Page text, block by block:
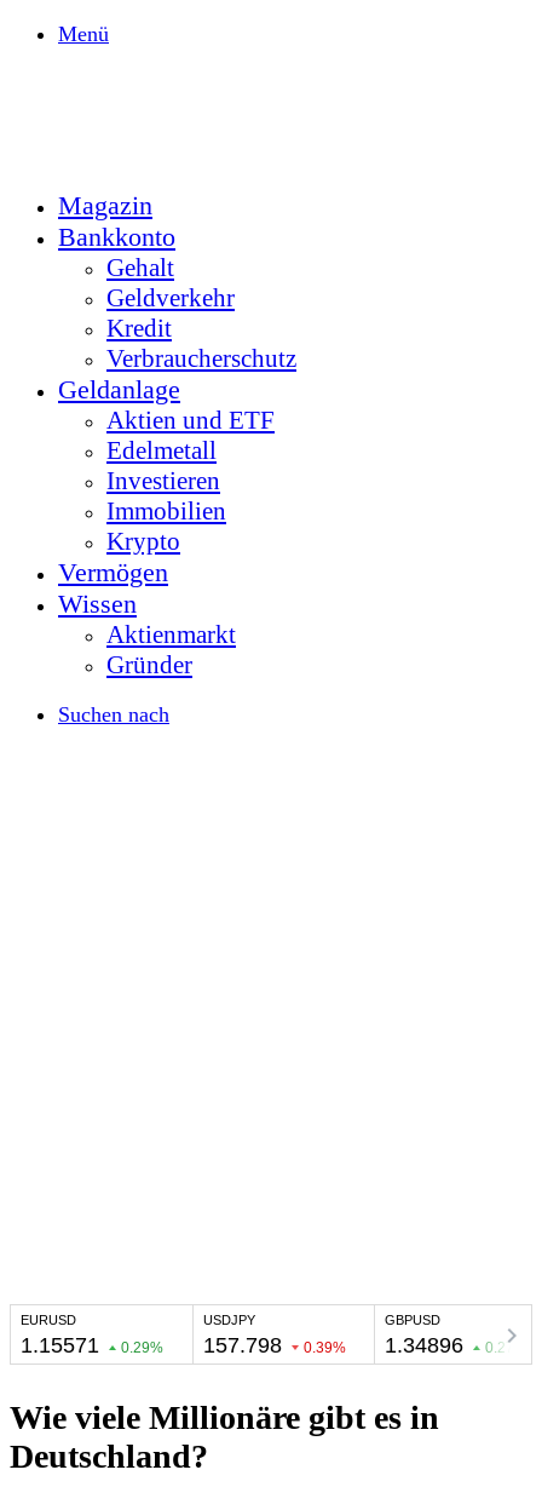
Menü
Magazin
Bankkonto
Gehalt
Geldverkehr
Kredit
Verbraucherschutz
Geldanlage
Aktien und ETF
Edelmetall
Investieren
Immobilien
Krypto
Vermögen
Wissen
Aktienmarkt
Gründer
Suchen nach
Wie viele Millionäre gibt es in
Deutschland?